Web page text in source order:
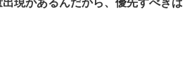
現があるんだから、優先すべきは